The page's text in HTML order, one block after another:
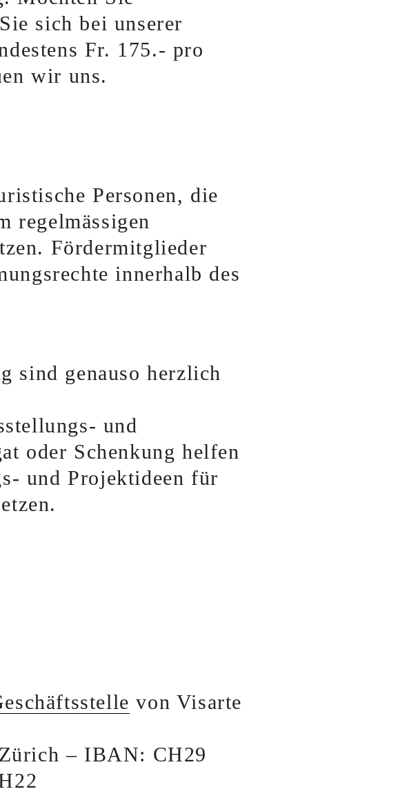
sich bei unserer
Fr. 175.- pro
wir uns.
Personen, die
regelmässigen
Fördermitglieder
innerhalb des
sind genauso herzlich
und
oder Schenkung helfen
und Projektideen für
von Visarte
– IBAN: CH29